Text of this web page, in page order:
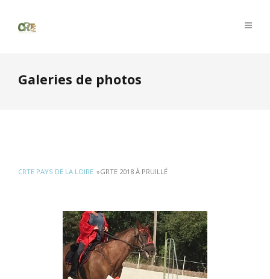
Galeries de photos
CRTE PAYS DE LA LOIRE »GRTE 2018 À PRUILLÉ